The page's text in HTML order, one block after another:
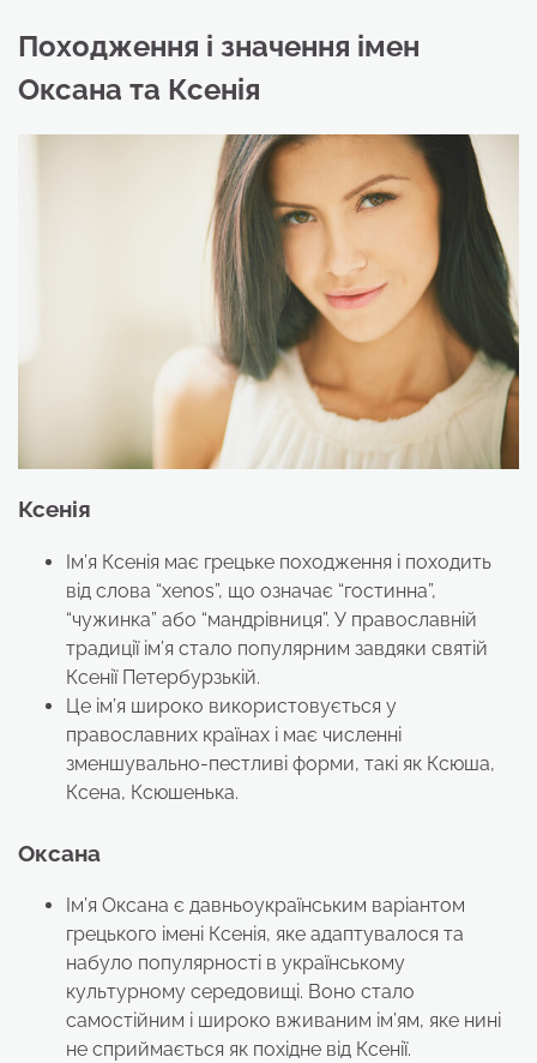
Походження і значення імен
Оксана та Ксенія
Ксенія
Ім’я Ксенія має грецьке походження і походить
від слова “xenos”, що означає “гостинна”,
“чужинка” або “мандрівниця”. У православній
традиції ім’я стало популярним завдяки святій
Ксенії Петербурзькій.
Це ім’я широко використовується у
православних країнах і має численні
зменшувально-пестливі форми, такі як Ксюша,
Ксена, Ксюшенька.
Оксана
Ім’я Оксана є давньоукраїнським варіантом
грецького імені Ксенія, яке адаптувалося та
набуло популярності в українському
культурному середовищі. Воно стало
самостійним і широко вживаним ім’ям, яке нині
не сприймається як похідне від Ксенії.